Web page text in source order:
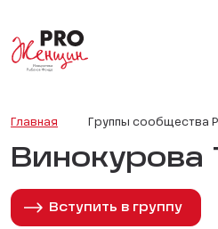
Главная Группы сообщества
Винокурова
Вступить в группу